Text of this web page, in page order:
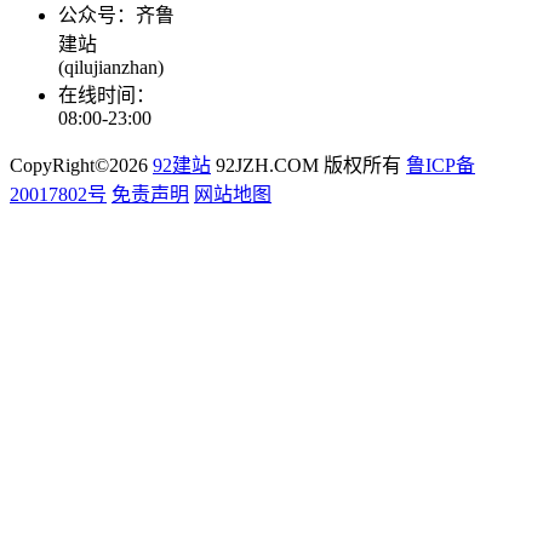
公众号：齐鲁
建站
(qilujianzhan)
在线时间：
08:00-23:00
CopyRight©2026 92建站 92JZH.COM 版权所有 鲁ICP备
20017802号 免责声明 网站地图